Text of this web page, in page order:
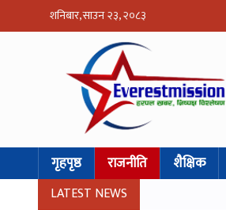
शनिबार, साउन २३, २०८३
गृहपृष्ठ राजनीति शैक्षिक
LATEST NEWS